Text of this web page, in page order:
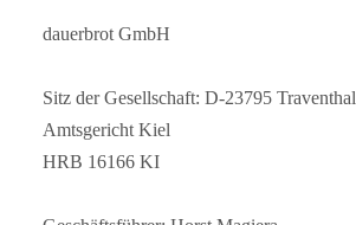
dauerbrot GmbH
Sitz der Gesellschaft: D-23795 Traventhal
Amtsgericht Kiel
HRB 16166 KI